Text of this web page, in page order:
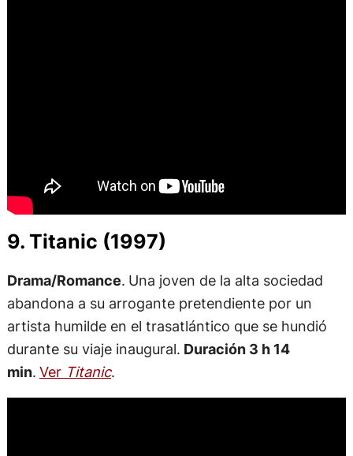
9. Titanic (1997)
Drama/Romance. Una joven de la alta sociedad
abandona a su arrogante pretendiente por un
artista humilde en el trasatlántico que se hundió
durante su viaje inaugural. Duración 3 h 14
min. Ver Titanic.